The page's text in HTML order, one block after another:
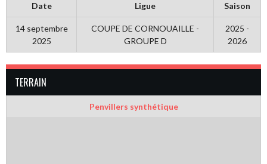
Date Ligue Saison
14 septembre
2025
COUPE DE CORNOUAILLE -
GROUPE D
2025 -
2026
TERRAIN
Penvillers synthétique